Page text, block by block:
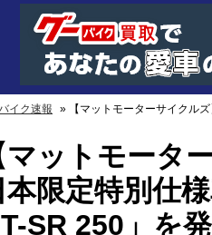
試乗インプレ
一覧
ホンダ
ヤマハ
スズキ
カワサキ
ハーレー
BMW
トライアンフ
ドゥカティ
一覧
イク速報 【マットモーターサイクル
マットモータ
本限定特別仕
SR 250」を発